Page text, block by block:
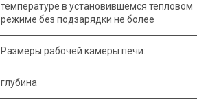
температуре в установившемся тепловом
режиме без подзарядки не более
Размеры рабочей камеры печи:
глубина